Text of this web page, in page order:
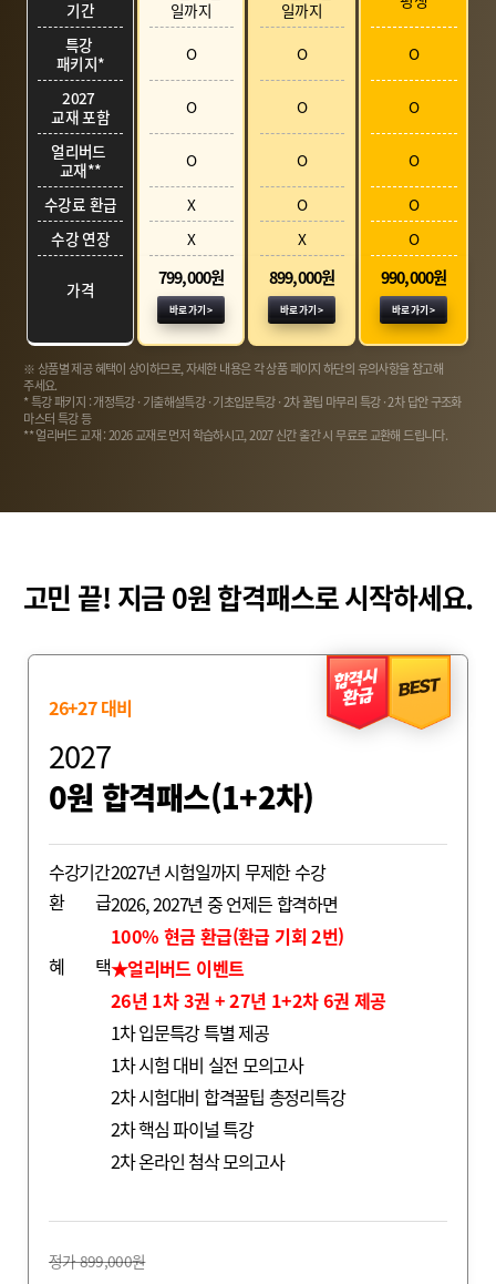
기간
일까지
일까지
특강
패키지*
O O
O
2027
교재 포함
O O
O
얼리버드
교재**
O O
O
수강료 환급
X O
O
수강 연장
X X O
가격 799,000원
바로 가기
899,000원
바로 가기
990,000원
바로 가기
※ 상품별 제공 혜택이 상이하므로, 자세한 내용은 각 상품 페이지 하단의 유의사항을 참고해
주세요.
* 특강 패키지 : 개정특강 · 기출해설특강 · 기초입문특강 · 2차 꿀팁 마무리 특강 · 2차 답안 구조화
마스터 특강 등
** 얼리버드 교재 : 2026 교재로 먼저 학습하시고, 2027 신간 출간 시 무료로 교환해 드립니다.
고민 끝! 지금 0원 합격패스로 시작하세요.
합격시
환급 BEST
26+27 대비
2027
0원 합격패스(1+2차)
수강기간2027년 시험일까지 무제한 수강
환
급2026, 2027년 중 언제든 합격하면
100% 현금 환급(환급 기회 2번)
혜
택★얼리버드 이벤트
26년 1차 3권 + 27년 1+2차 6권 제공
1차 입문특강 특별 제공
1차 시험 대비 실전 모의고사
2차 시험대비 합격꿀팁 총정리특강
2차 핵심 파이널 특강
2차 온라인 첨삭 모의고사
정가 899,000원합격생